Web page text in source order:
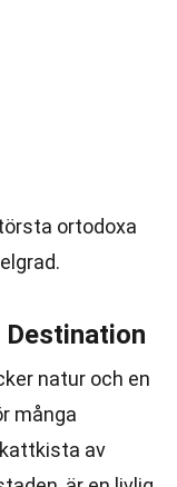
ortodoxa
Destination
natur och en
många
av